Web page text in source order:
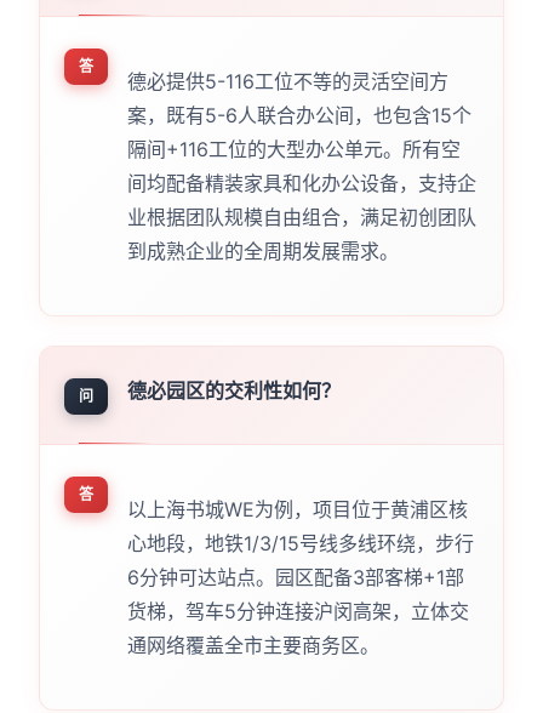
答
德必提供5-116工位不等的灵活空间方
案，既有5-6人联合办公间，也包含15个
隔间+116工位的大型办公单元。所有空
间均配备精装家具和化办公设备，支持企
业根据团队规模自由组合，满足初创团队
到成熟企业的全周期发展需求。
问 德必园区的交利性如何？
答
以上海书城WE为例，项目位于黄浦区核
心地段，地铁1/3/15号线多线环绕，步行
6分钟可达站点。园区配备3部客梯+1部
货梯，驾车5分钟连接沪闵高架，立体交
通网络覆盖全市主要商务区。